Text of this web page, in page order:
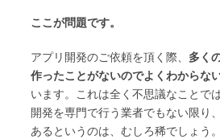
ここが問題です。
アプリ開発のご依頼を頂く際、 多く
作ったことがないのでよくわからな
います。これは全く不思議なことで
開発を専門で行う業者でもない限り
あるというのは、むしろ稀でしょう。